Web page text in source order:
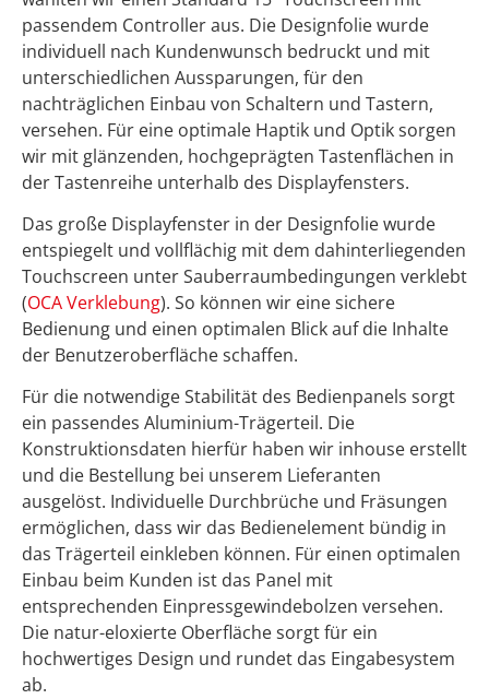
passendem Controller aus. Die Designfolie wurde
individuell nach Kundenwunsch bedruckt und mit
unterschiedlichen Aussparungen, für den
nachträglichen Einbau von Schaltern und Tastern,
versehen. Für eine optimale Haptik und Optik sorgen
wir mit glänzenden, hochgeprägten Tastenflächen in
der Tastenreihe unterhalb des Displayfensters.
Das große Displayfenster in der Designfolie wurde
entspiegelt und vollflächig mit dem dahinterliegenden
Touchscreen unter Sauberraumbedingungen verklebt
(OCA Verklebung). So können wir eine sichere
Bedienung und einen optimalen Blick auf die Inhalte
der Benutzeroberfläche schaffen.
Für die notwendige Stabilität des Bedienpanels sorgt
ein passendes Aluminium-Trägerteil. Die
Konstruktionsdaten hierfür haben wir inhouse erstellt
und die Bestellung bei unserem Lieferanten
ausgelöst. Individuelle Durchbrüche und Fräsungen
ermöglichen, dass wir das Bedienelement bündig in
das Trägerteil einkleben können. Für einen optimalen
Einbau beim Kunden ist das Panel mit
entsprechenden Einpressgewindebolzen versehen.
Die natur-eloxierte Oberfläche sorgt für ein
hochwertiges Design und rundet das Eingabesystem
ab.